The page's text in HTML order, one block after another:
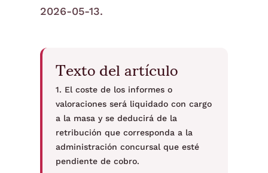
2026-05-13.
Texto del artículo
1. El coste de los informes o
valoraciones será liquidado con cargo
a la masa y se deducirá de la
retribución que corresponda a la
administración concursal que esté
pendiente de cobro.